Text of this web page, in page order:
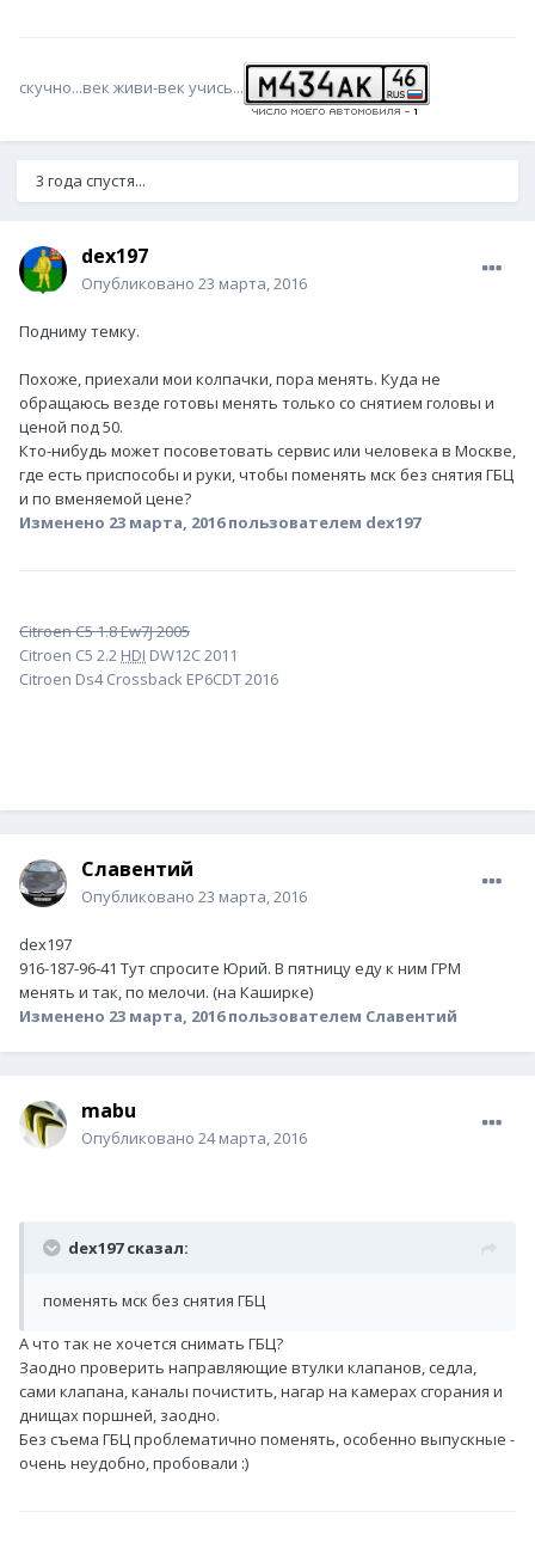
скучно...век живи-век учись...
3 года спустя...
dex197
Опубликовано 23 марта, 2016
Подниму темку.
Похоже, приехали мои колпачки, пора менять. Куда не
обращаюсь везде готовы менять только со снятием головы и
ценой под 50.
Кто-нибудь может посоветовать сервис или человека в Москве,
где есть приспособы и руки, чтобы поменять мск без снятия ГБЦ
и по вменяемой цене?
Изменено 23 марта, 2016пользователем dex197
Citroen C5 1.8 Ew7J 2005
Citroen C5 2.2 HDI DW12C 2011
Citroen Ds4 Crossback EP6CDT 2016
Славентий
Опубликовано 23 марта, 2016
dex197
916-187-96-41 Тут спросите Юрий. В пятницу еду к ним ГРМ
менять и так, по мелочи. (на Каширке)
Изменено 23 марта, 2016пользователем Славентий
mabu
Опубликовано 24 марта, 2016
dex197 сказал:
поменять мск без снятия ГБЦ
А что так не хочется снимать ГБЦ?
Заодно проверить направляющие втулки клапанов, седла,
сами клапана, каналы почистить, нагар на камерах сгорания и
днищах поршней, заодно.
Без съема ГБЦ проблематично поменять, особенно выпускные -
очень неудобно, пробовали :)